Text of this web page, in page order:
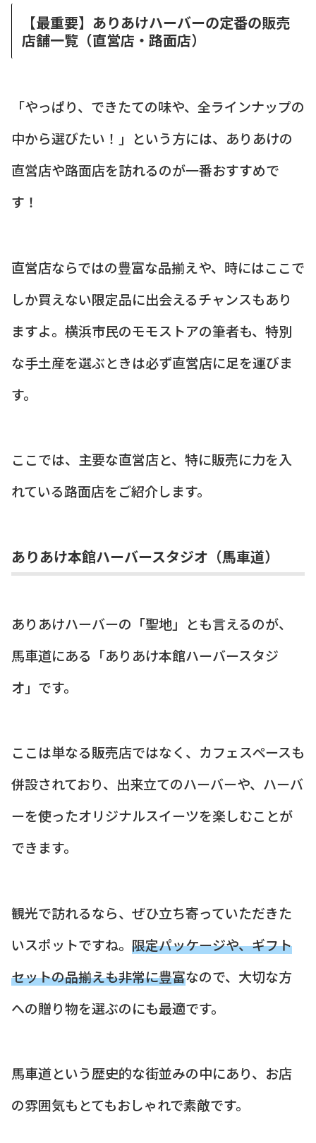
【最重要】ありあけハーバーの定番の販売
店舗一覧（直営店・路面店）
「やっぱり、できたての味や、全ラインナップの
中から選びたい！」という方には、ありあけの
直営店や路面店を訪れるのが一番おすすめで
す！
直営店ならではの豊富な品揃えや、時にはここで
しか買えない限定品に出会えるチャンスもあり
ますよ。横浜市民のモモストアの筆者も、特別
な手土産を選ぶときは必ず直営店に足を運びま
す。
ここでは、主要な直営店と、特に販売に力を入
れている路面店をご紹介します。
ありあけ本館ハーバースタジオ（馬車道）
ありあけハーバーの「聖地」とも言えるのが、
馬車道にある「ありあけ本館ハーバースタジ
オ」です。
ここは単なる販売店ではなく、カフェスペースも
併設されており、出来立てのハーバーや、ハーバ
ーを使ったオリジナルスイーツを楽しむことが
できます。
観光で訪れるなら、ぜひ立ち寄っていただきた
いスポットですね。 限定パッケージや、ギフト
セットの品揃えも非常に豊富なので、大切な方
への贈り物を選ぶのにも最適です。
馬車道という歴史的な街並みの中にあり、お店
の雰囲気もとてもおしゃれで素敵です。